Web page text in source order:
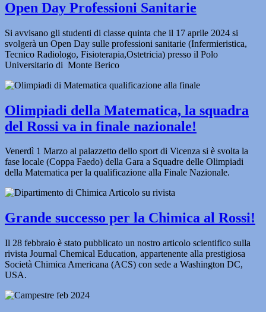
Open Day Professioni Sanitarie
Si avvisano gli studenti di classe quinta che il 17 aprile 2024 si
svolgerà un Open Day sulle professioni sanitarie (Infermieristica,
Tecnico Radiologo, Fisioterapia,Ostetricia) presso il Polo
Universitario di Monte Berico
Olimpiadi della Matematica, la squadra
del Rossi va in finale nazionale!
Venerdì 1 Marzo al palazzetto dello sport di Vicenza si è svolta la
fase locale (Coppa Faedo) della Gara a Squadre delle Olimpiadi
della Matematica per la qualificazione alla Finale Nazionale.
Grande successo per la Chimica al Rossi!
Il 28 febbraio è stato pubblicato un nostro articolo scientifico sulla
rivista Journal Chemical Education, appartenente alla prestigiosa
Società Chimica Americana (ACS) con sede a Washington DC,
USA.